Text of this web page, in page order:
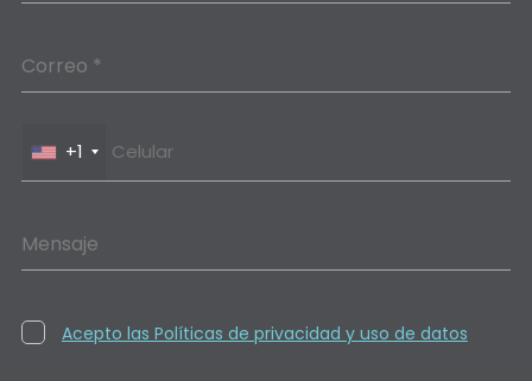
Correo *
+1
Mensaje
Acepto las Políticas de privacidad y uso de datos